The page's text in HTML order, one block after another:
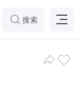
搜索
City Tuition